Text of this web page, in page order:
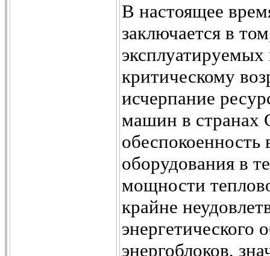
В настоящее
заключается в
критическому
исчерпание
машин в
обеспокоенность
оборудования в
мощности
крайне
энергетического
энергоблоков,